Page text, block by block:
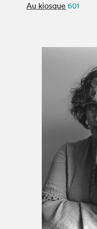
Espace exposant⋅e⋅s
Archives
Au kiosque 601